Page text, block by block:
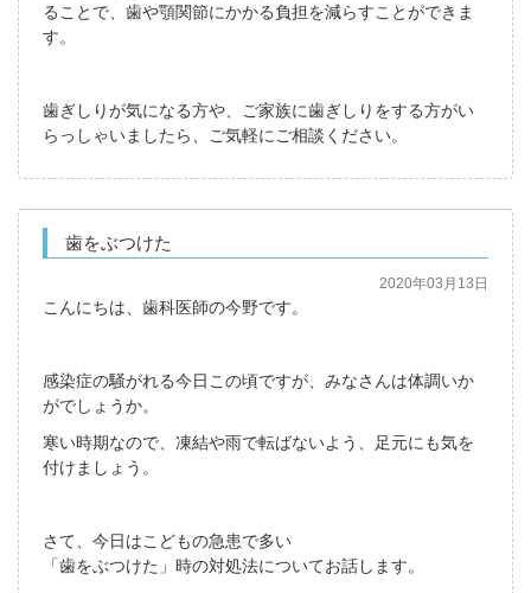
ることで、歯や顎関節にかかる負担を減らすことができま
す。
歯ぎしりが気になる方や、ご家族に歯ぎしりをする方がい
らっしゃいましたら、ご気軽にご相談ください。
歯をぶつけた
2020年03月13日
こんにちは、歯科医師の今野です。
感染症の騒がれる今日この頃ですが、みなさんは体調いか
がでしょうか。
寒い時期なので、凍結や雨で転ばないよう、足元にも気を
付けましょう。
さて、今日はこどもの急患で多い
「歯をぶつけた」時の対処法についてお話します。